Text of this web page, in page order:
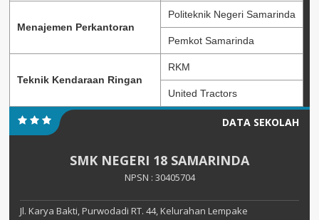
Menajemen Perkantoran
Politeknik Negeri Samarinda
Pemkot Samarinda
Teknik Kendaraan Ringan
RKM
United Tractors
DATA SEKOLAH
SMK NEGERI 18 SAMARINDA
NPSN : 30405704
Jl. Karya Bakti, Purwodadi RT. 44, Kelurahan Lempake